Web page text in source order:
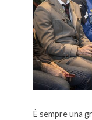
È sempre una